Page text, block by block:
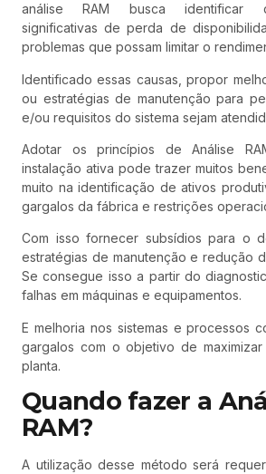
análise RAM busca identificar
significativas de perda de
problemas que possam limitar o
Identificado essas causas, propor
ou estratégias de manutenção para
e/ou requisitos do sistema sejam
Adotar os princípios de Análise
instalação ativa pode trazer muitos
muito na identificação de ativos
gargalos da fábrica e restrições
Com isso fornecer subsídios para o
estratégias de manutenção e redução
Se consegue isso a partir do
falhas em máquinas e equipamentos.
E melhoria nos sistemas e processos
gargalos com o objetivo de
planta.
Quando fazer a
RAM?
A utilização desse método será